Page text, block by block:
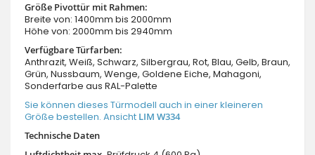
Größe Pivottür mit Rahmen:
Breite von: 1400mm bis 2000mm
Höhe von: 2000mm bis 2940mm
Verfügbare Türfarben:
Anthrazit, Weiß, Schwarz, Silbergrau, Rot, Blau, Gelb, Braun,
Grün, Nussbaum, Wenge, Goldene Eiche, Mahagoni,
Sonderfarbe aus RAL-Palette
Sie können dieses Türmodell auch in einer kleineren
Größe bestellen. Ansicht LIM W334
Technische Daten